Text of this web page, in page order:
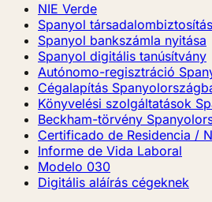
NIE Verde
Spanyol
Spanyol bankszámla nyitása
Spanyol digitális tanúsítvány
Autónomo-regisztráció
Cégalapítás
Könyvelési szolgáltatások
Beckham-törvény
Certificado de Residencia /
Informe de Vida Laboral
Modelo 030
Digitális aláírás cégeknek